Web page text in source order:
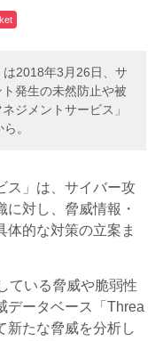
2018年3月26日、サ
発生の未然防止や被
ジメントサービス」
。
ス」は、サイバー攻
対し、脅威情報・
体的な対策の立案ま
ている脅威や脆弱性
データベース「Threa
新たな脅威を分析し